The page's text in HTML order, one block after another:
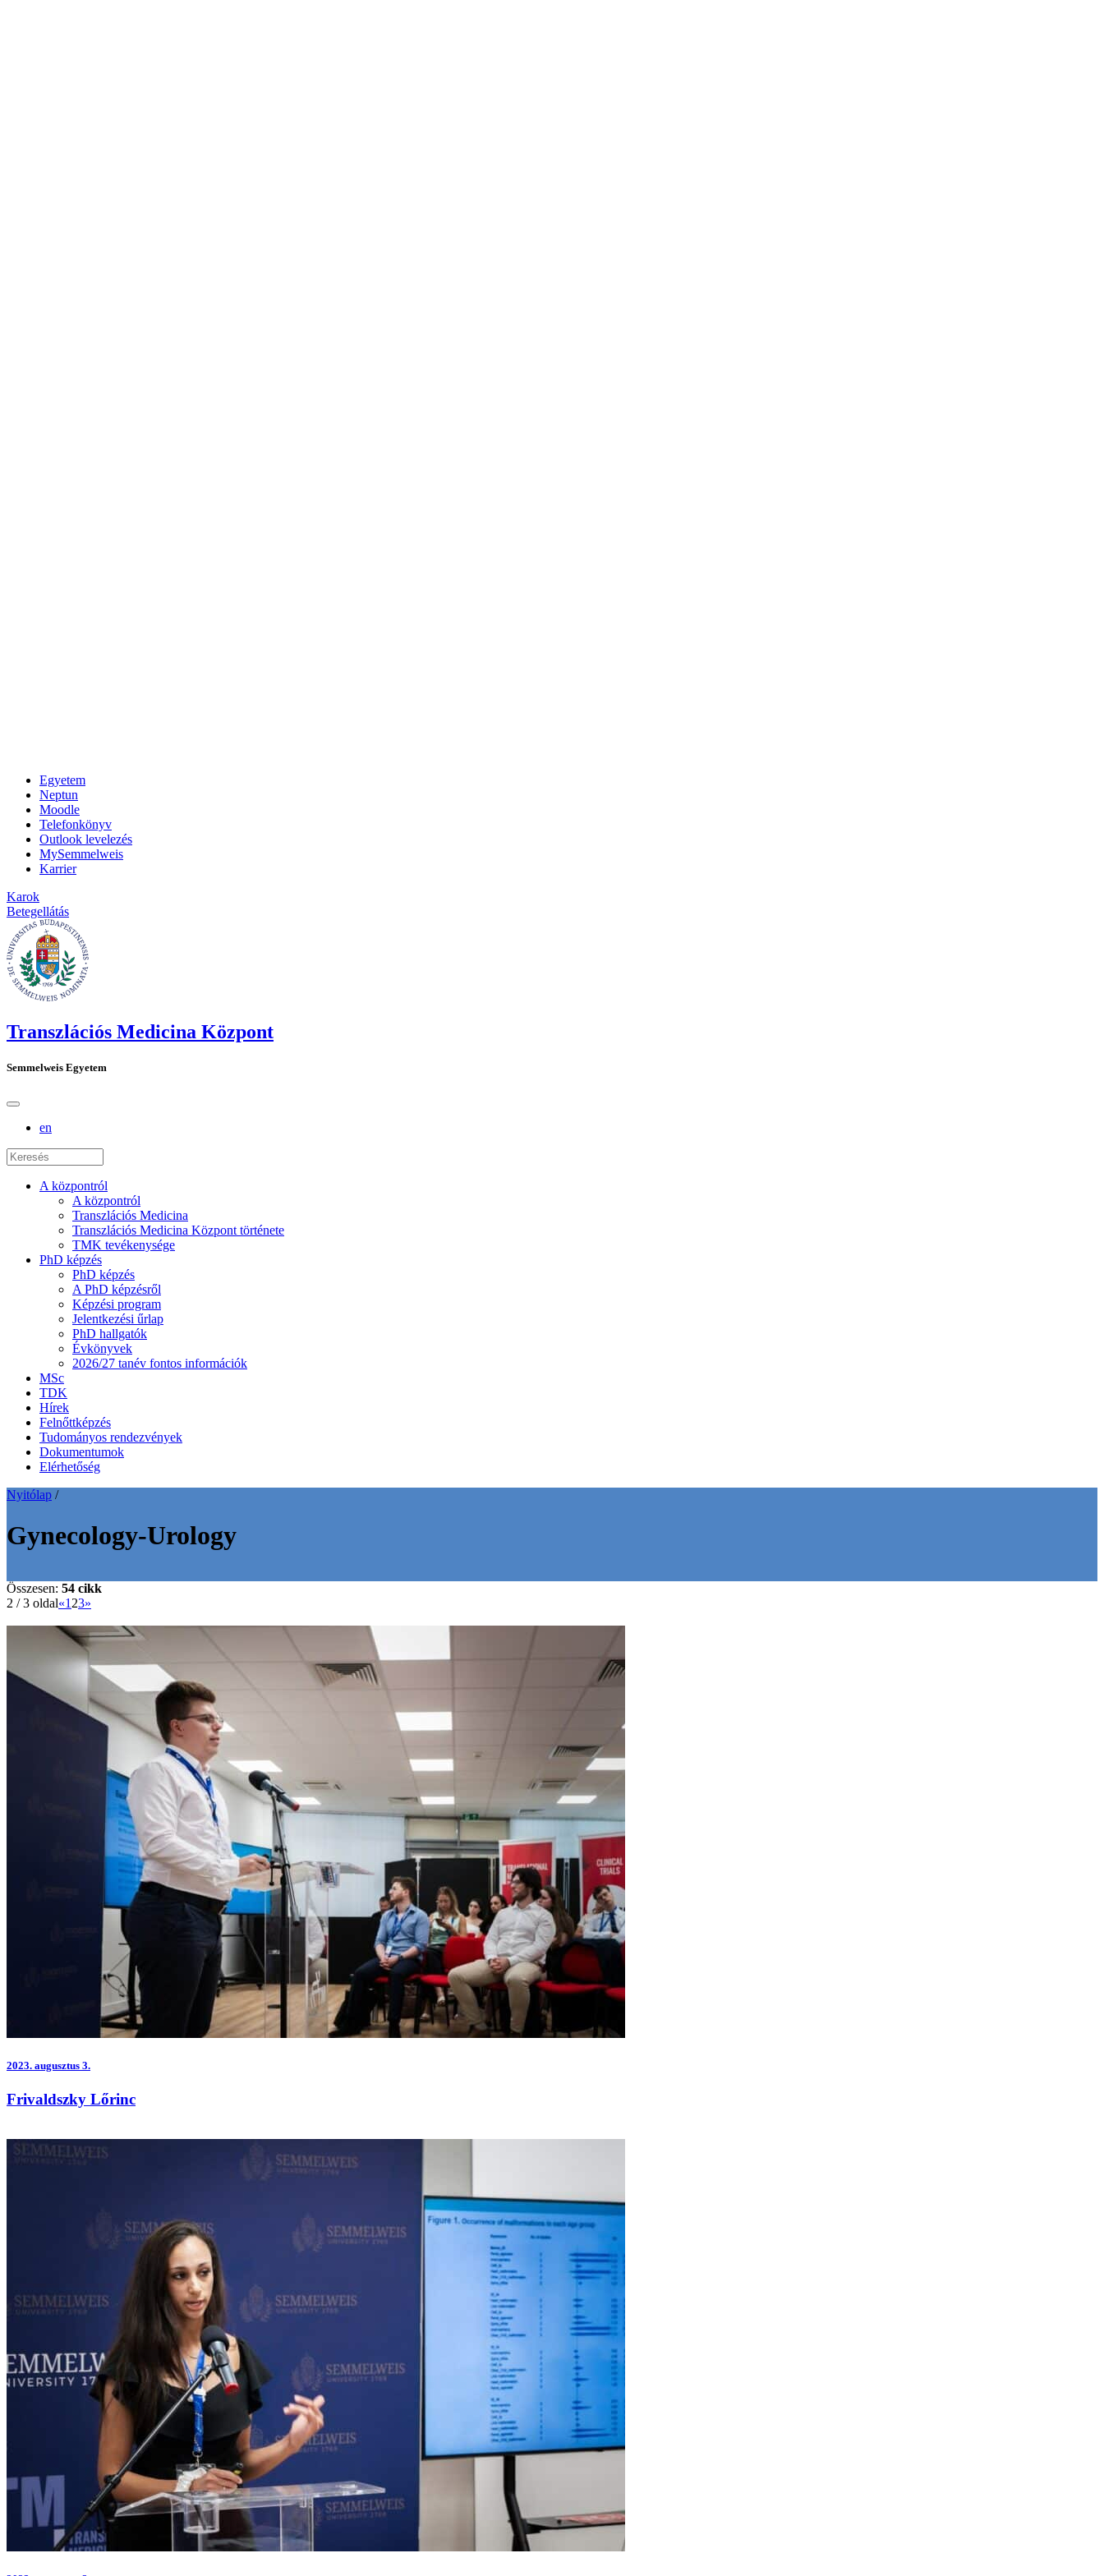
Egyetem
Neptun
Moodle
Telefonkönyv
Outlook levelezés
MySemmelweis
Karrier
Karok
Betegellátás
Transzlációs Medicina Központ
Semmelweis Egyetem
en
A központról
A központról
Transzlációs Medicina
Transzlációs Medicina Központ története
TMK tevékenysége
PhD képzés
PhD képzés
A PhD képzésről
Képzési program
Jelentkezési űrlap
PhD hallgatók
Évkönyvek
2026/27 tanév fontos információk
MSc
TDK
Hírek
Felnőttképzés
Tudományos rendezvények
Dokumentumok
Elérhetőség
Nyitólap /
Gynecology-Urology
Összesen: 54 cikk
2 / 3 oldal«1 23»
2023. augusztus 3.
Frivaldszky Lőrinc